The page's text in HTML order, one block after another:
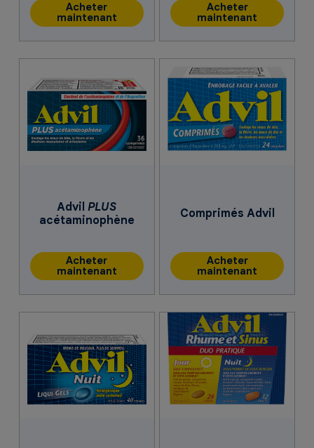
Acheter
maintenant
Acheter
maintenant
AdvilPLUS
acétaminophène
Acheter
maintenant
Comprimés Advil
Acheter
maintenant